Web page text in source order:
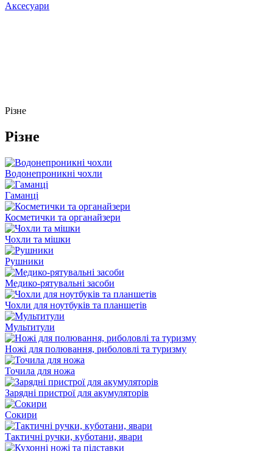
Аксесуари
Різне
Різне
Водонепроникні чохли
Гаманці
Косметички та органайзери
Чохли та мішки
Рушники
Медико-рятувальні засоби
Чохли для ноутбуків та планшетів
Мультитули
Ножі для полювання, риболовлі та туризму
Точила для ножа
Зарядні пристрої для акумуляторів
Сокири
Тактичні ручки, куботани, явари